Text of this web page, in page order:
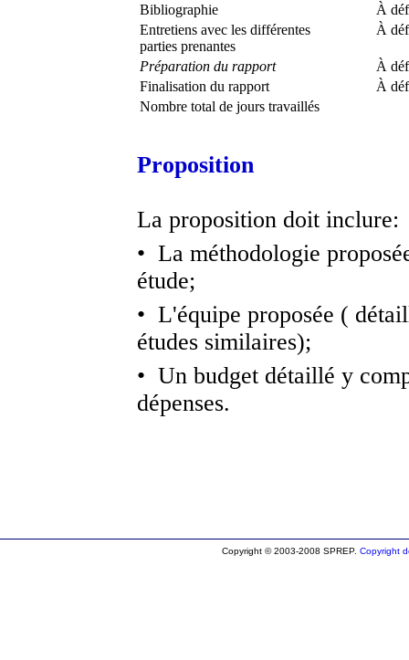
Bibliographie
À
Entretiens avec les différentes
parties prenantes
À
Préparation du rapport
À
Finalisation du rapport
À
Nombre total de jours travaillés
Proposition
La proposition doit inclure:
• La méthodologie
étude;
• L'équipe proposée (
études similaires);
• Un budget détaillé y
dépenses.
Copyright © 2003-2008 SPREP. Copyright